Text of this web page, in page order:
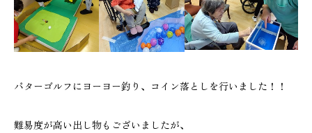
パターゴルフにヨーヨー釣り、コイン落としを行いました！！
難易度が高い出し物もございましたが、